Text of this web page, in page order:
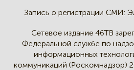
Запись о регистрации СМИ:
Сетевое издание 46ТВ
Федеральной службе по
информационных
коммуникаций (Роскомнадзор)